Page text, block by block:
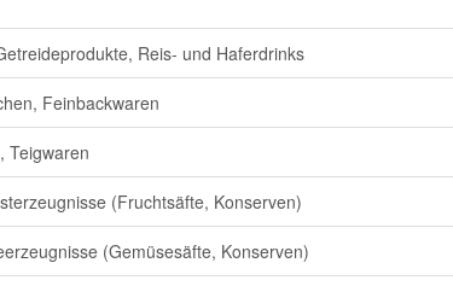
Reis- und Haferdrinks
Feinbackwaren
Teigwaren
(Fruchtsäfte, Konserven)
(Gemüsesäfte, Konserven)